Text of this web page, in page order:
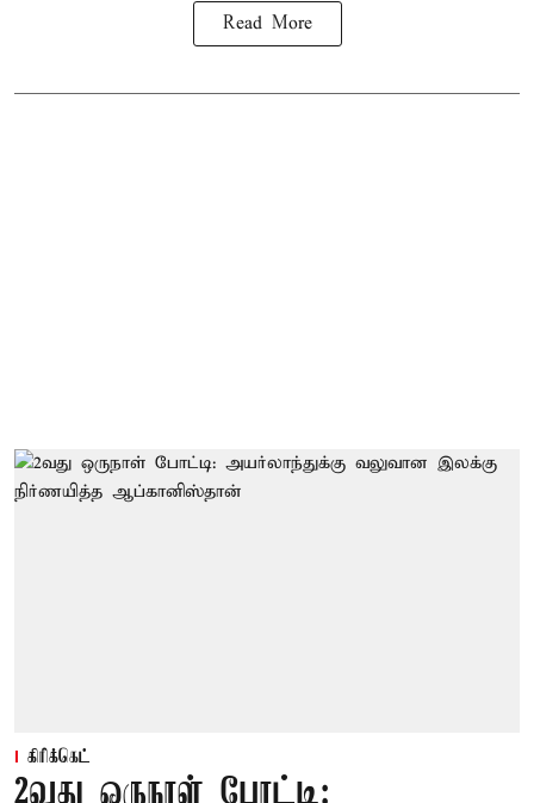
Read More
கிரிக்கெட்
2வது ஒருநாள் போட்டி: